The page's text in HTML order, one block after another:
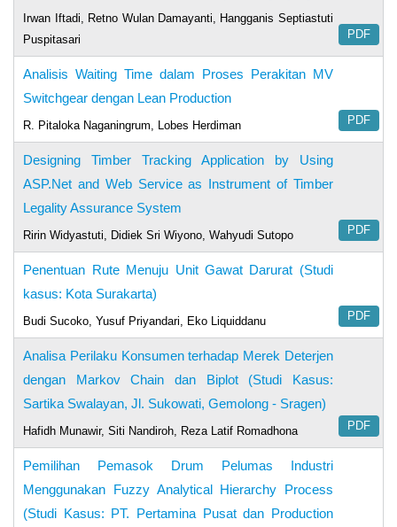
Irwan Iftadi, Retno Wulan Damayanti, Hangganis Septiastuti
Puspitasari
PDF
Analisis Waiting Time dalam Proses Perakitan MV
Switchgear dengan Lean Production
R. Pitaloka Naganingrum, Lobes Herdiman PDF
Designing Timber Tracking Application by Using
ASP.Net and Web Service as Instrument of Timber
Legality Assurance System
Ririn Widyastuti, Didiek Sri Wiyono, Wahyudi Sutopo PDF
Penentuan Rute Menuju Unit Gawat Darurat (Studi
kasus: Kota Surakarta)
Budi Sucoko, Yusuf Priyandari, Eko Liquiddanu PDF
Analisa Perilaku Konsumen terhadap Merek Deterjen
dengan Markov Chain dan Biplot (Studi Kasus:
Sartika Swalayan, Jl. Sukowati, Gemolong - Sragen)
Hafidh Munawir, Siti Nandiroh, Reza Latif Romadhona PDF
Pemilihan Pemasok Drum Pelumas Industri
Menggunakan Fuzzy Analytical Hierarchy Process
(Studi Kasus: PT. Pertamina Pusat dan Production